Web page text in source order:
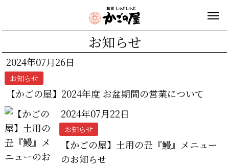
お知らせ
2024年07月26日
お知らせ
【かごの屋】2024年度 お盆期間の営業について
2024年07月22日
お知らせ
【かごの屋】土用の丑『鰻』メニュー
のお知らせ